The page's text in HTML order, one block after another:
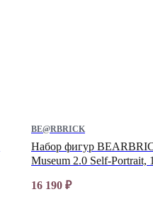
Набор фигур
Museum 2.0 Self-Portrait,
BE@RBRICK
16 190 ₽